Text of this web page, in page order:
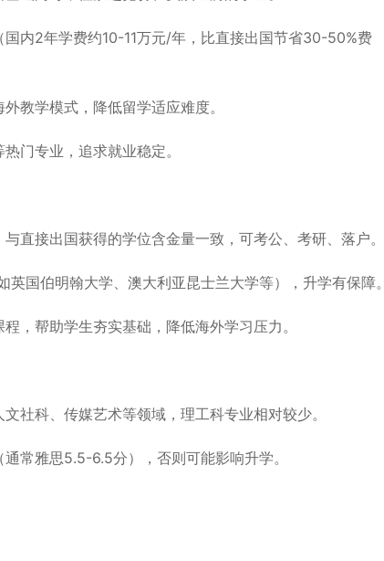
内2年学费约10-11万元/年，比直接出国节省30-50%费
教学模式，降低留学适应难度。
门专业，追求就业稳定。
直接出国获得的学位含金量一致，可考公、考研、落户。
国伯明翰大学、澳大利亚昆士兰大学等），升学有保障。
，帮助学生夯实基础，降低海外学习压力。
社科、传媒艺术等领域，理工科专业相对较少。
常雅思5.5-6.5分），否则可能影响升学。